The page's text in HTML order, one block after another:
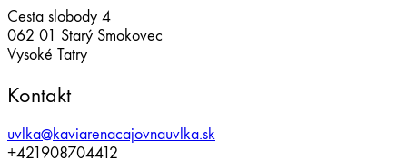
Cesta slobody 4
062 01 Starý Smokovec
Vysoké Tatry
Kontakt
uvlka@kaviarenacajovnauvlka.sk
+421908704412